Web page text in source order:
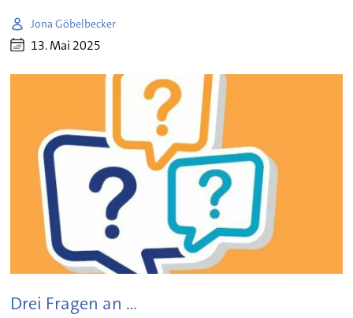
Jona Göbelbecker
13. Mai 2025
Drei Fragen an ...